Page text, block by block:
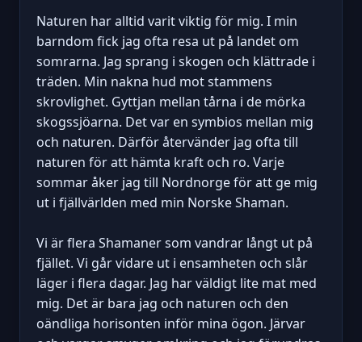
Naturen har alltid varit viktig för mig. I min
barndom fick jag ofta resa ut på landet om
somrarna. Jag sprang i skogen och klättrade i
träden. Min nakna hud mot stammens
skrovlighet. Gyttjan mellan tårna i de mörka
skogssjöarna. Det var en symbios mellan mig
och naturen. Därför återvänder jag ofta till
naturen för att hämta kraft och ro. Varje
sommar åker jag till Nordnorge för att ge mig
ut i fjällvärlden med min Norske Shaman.
Vi är flera Shamaner som vandrar långt ut på
fjället. Vi går vidare ut i ensamheten och slår
läger i flera dagar. Jag har väldigt lite mat med
mig. Det är bara jag och naturen och den
oändliga horisonten inför mina ögon. Järvar